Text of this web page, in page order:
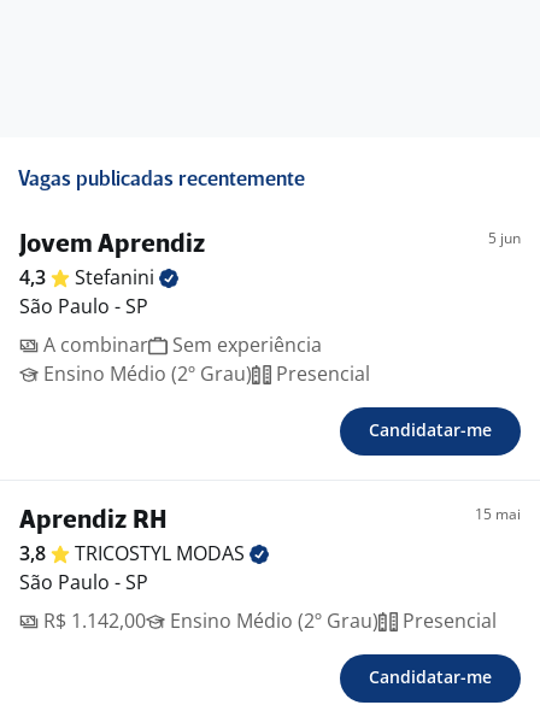
Vagas publicadas recentemente
Jovem Aprendiz 5 jun
4,3
Stefanini
São Paulo - SP
A combinar
Sem experiência
Ensino Médio (2º Grau)
Presencial
Candidatar-me
Aprendiz RH 15 mai
3,8 TRICOSTYL MODAS
São Paulo - SP
R$ 1.142,00
Ensino Médio (2º Grau) Presencial
Candidatar-me